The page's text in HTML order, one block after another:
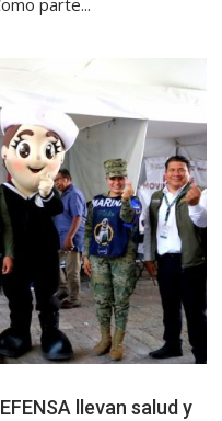
llevan salud y